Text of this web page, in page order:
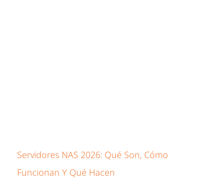
Servidores NAS 2026: Qué Son, Cómo
Funcionan Y Qué Hacen